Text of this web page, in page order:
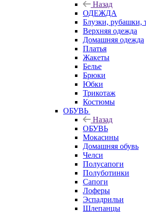
Назад
ОДЕЖДА
Блузки, рубашки,
Верхняя одежда
Домашняя одежда
Платья
Жакеты
Белье
Брюки
Юбки
Трикотаж
Костюмы
ОБУВЬ
Назад
ОБУВЬ
Мокасины
Домашняя обувь
Челси
Полусапоги
Полуботинки
Сапоги
Лоферы
Эспадрильи
Шлепанцы